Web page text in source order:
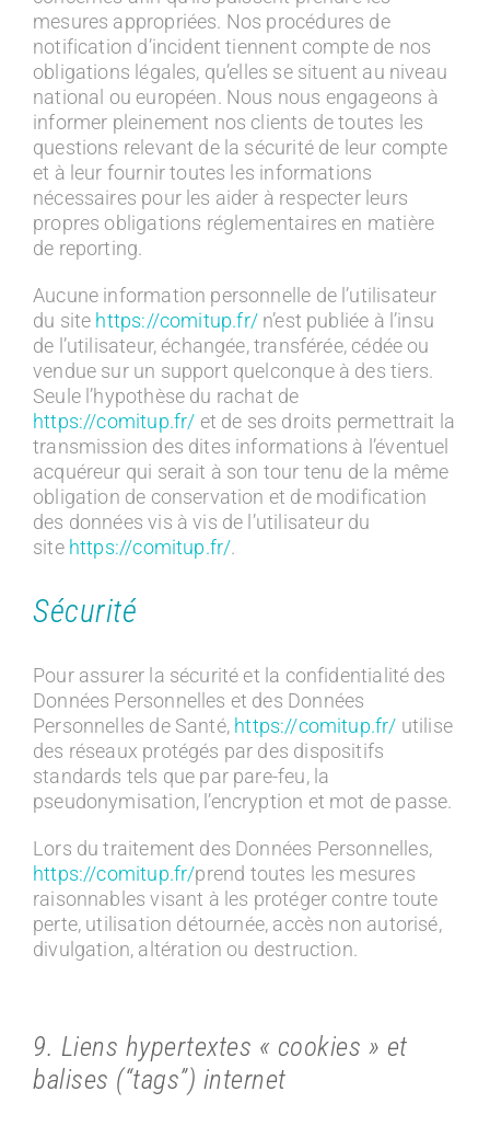
mesures appropriées. Nos procédures de
notification d’incident tiennent compte de nos
obligations légales, qu’elles se situent au niveau
national ou européen. Nous nous engageons à
informer pleinement nos clients de toutes les
questions relevant de la sécurité de leur compte
et à leur fournir toutes les informations
nécessaires pour les aider à respecter leurs
propres obligations réglementaires en matière
de reporting.
Aucune information personnelle de l’utilisateur
du site https://comitup.fr/n’est publiée à l’insu
de l’utilisateur, échangée, transférée, cédée ou
vendue sur un support quelconque à des tiers.
Seule l’hypothèse du rachat de
https://comitup.fr/ et de ses droits permettrait la
transmission des dites informations à l’éventuel
acquéreur qui serait à son tour tenu de la même
obligation de conservation et de modification
des données vis à vis de l’utilisateur du
site https://comitup.fr/.
Sécurité
Pour assurer la sécurité et la confidentialité des
Données Personnelles et des Données
Personnelles de Santé, https://comitup.fr/ utilise
des réseaux protégés par des dispositifs
standards tels que par pare-feu, la
pseudonymisation, l’encryption et mot de passe.
Lors du traitement des Données Personnelles,
https://comitup.fr/prend toutes les mesures
raisonnables visant à les protéger contre toute
perte, utilisation détournée, accès non autorisé,
divulgation, altération ou destruction.
9. Liens hypertextes « cookies » et
balises (“tags”) internet